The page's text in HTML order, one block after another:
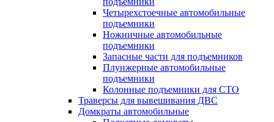
Четырехстоечные автомобильные
подъемники
Ножничные автомобильные
подъемники
Запасные части для подъемников
Плунжерные автомобильные
подъемники
Колонные подъемники для СТО
Траверсы для вывешивания ДВС
Домкраты автомобильные